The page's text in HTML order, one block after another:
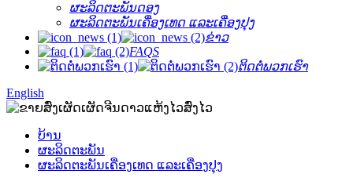
ຜະລິດຕະພັນດອງ
ຜະລິດຕະພັນເຄື່ອງເທດ ແລະເຄື່ອງປຸງ
ຂ່າວ
FAQS
ຕິດ​ຕໍ່​ພວກ​ເຮົາ
English
ບ້ານ
ຜະລິດຕະພັນ
ຜະລິດຕະພັນເຄື່ອງເທດ ແລະເຄື່ອງປຸງ